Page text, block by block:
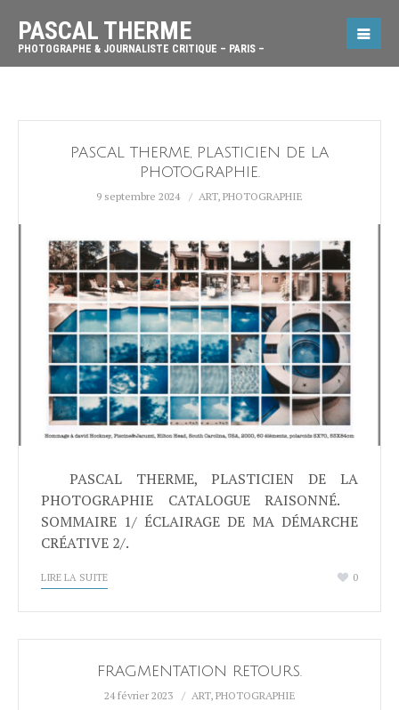
PASCAL THERME
PHOTOGRAPHE & JOURNALISTE CRITIQUE – PARIS –
PASCAL THERME, PLASTICIEN DE LA
PHOTOGRAPHIE.
9 septembre 2024 ART, PHOTOGRAPHIE
PASCAL THERME, PLASTICIEN DE LA
PHOTOGRAPHIE CATALOGUE RAISONNÉ.
SOMMAIRE 1/ ÉCLAIRAGE DE MA DÉMARCHE
CRÉATIVE 2/.
LIRE LA SUITE 0
FRAGMENTATION RETOURS.
24 février 2023 ART, PHOTOGRAPHIE